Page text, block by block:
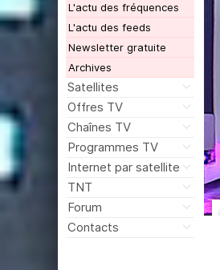
L'actu des fréquences
L'actu des feeds
Newsletter gratuite
Archives
Satellites
Offres TV
Chaînes TV
Programmes TV
Internet par satellite
TNT
Forum
Contacts